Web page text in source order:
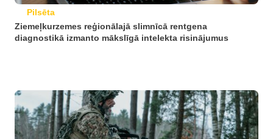
Pilsēta
Ziemeļkurzemes reģionālajā slimnīcā rentgena
diagnostikā izmanto mākslīgā intelekta risinājumus